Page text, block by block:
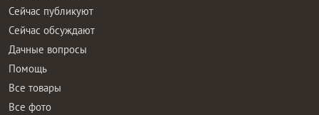
Сейчас публикуют
Сейчас обсуждают
Дачные вопросы
Помощь
Все товары
Все фото